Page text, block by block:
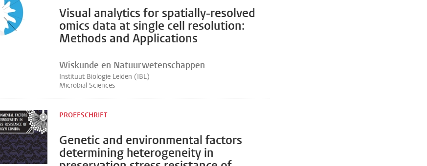
Visual analytics for spatially-resolved
omics data at single cell resolution:
Methods and Applications
Wiskunde en Natuurwetenschappen
Instituut Biologie Leiden (IBL)
Microbial Sciences
Genetic and environmental factors
determining heterogeneity in
PROEFSCHRIFT